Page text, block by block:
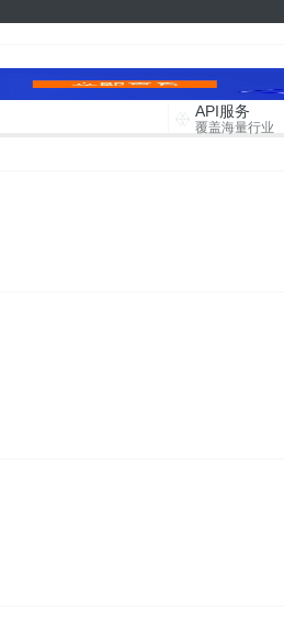
API服务
覆盖海量行业